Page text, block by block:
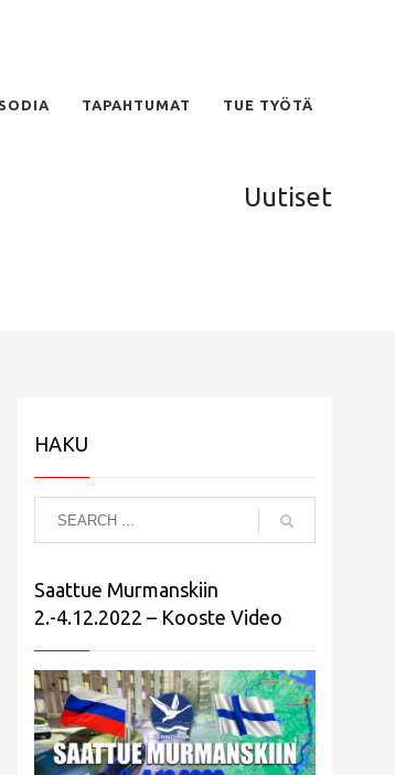
TAPAHTUMAT TUE TYÖTÄ
Uutiset
HAKU
Saattue Murmanskiin
2.-4.12.2022 – Kooste Video